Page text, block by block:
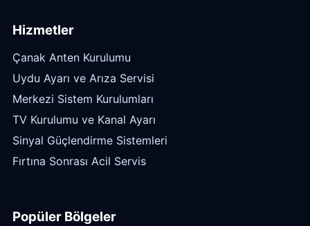
Hizmetler
Çanak Anten Kurulumu
Uydu Ayarı ve Arıza Servisi
Merkezi Sistem Kurulumları
TV Kurulumu ve Kanal Ayarı
Sinyal Güçlendirme Sistemleri
Fırtına Sonrası Acil Servis
Popüler Bölgeler